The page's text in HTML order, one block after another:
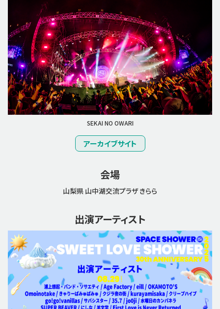
SEKAI NO OWARI
アーカイブサイト
会場
山梨県 山中湖交流プラザ きらら
出演アーティスト